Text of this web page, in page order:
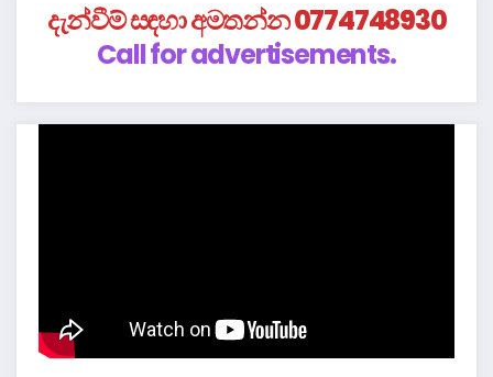
දැන්වීම් සඳහා අමතන්න 0774748930
Call for advertisements.